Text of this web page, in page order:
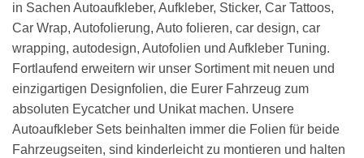
in Sachen Autoaufkleber, Aufkleber, Sticker, Car Tattoos,
Car Wrap, Autofolierung, Auto folieren, car design, car
wrapping, autodesign, Autofolien und Aufkleber Tuning.
Fortlaufend erweitern wir unser Sortiment mit neuen und
einzigartigen Designfolien, die Eurer Fahrzeug zum
absoluten Eycatcher und Unikat machen. Unsere
Autoaufkleber Sets beinhalten immer die Folien für beide
Fahrzeugseiten, sind kinderleicht zu montieren und halten